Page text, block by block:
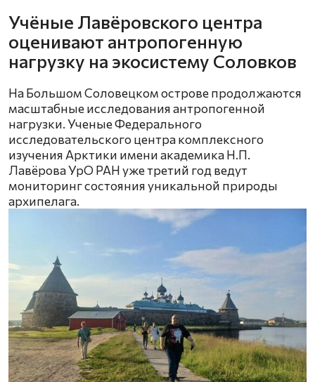
Учёные Лавёровского центра
оценивают антропогенную
нагрузку на экосистему Соловков
На Большом Соловецком острове продолжаются
масштабные исследования антропогенной
нагрузки. Ученые Федерального
исследовательского центра комплексного
изучения Арктики имени академика Н.П.
Лавёрова УрО РАН уже третий год ведут
мониторинг состояния уникальной природы
архипелага.